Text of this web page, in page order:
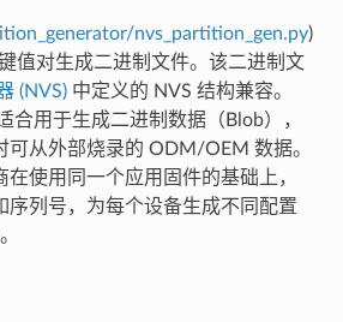
nvs_partition_gen.py)
值对生成二进制文件。该二进制文
(NVS)中定义的 NVS 结构兼容。
合用于生成二进制数据（Blob），
可从外部烧录的 ODM/OEM 数据。
使用同一个应用固件的基础上，
序列号，为每个设备生成不同配置